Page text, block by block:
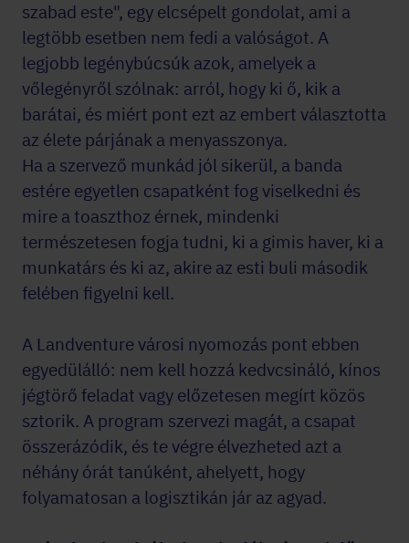
szabad este", egy elcsépelt gondolat, ami a
legtöbb esetben nem fedi a valóságot. A
legjobb legénybúcsúk azok, amelyek a
vőlegényről szólnak: arról, hogy ki ő, kik a
barátai, és miért pont ezt az embert választotta
az élete párjának a menyasszonya.
Ha a szervező munkád jól sikerül, a banda
estére egyetlen csapatként fog viselkedni és
mire a toaszthoz érnek, mindenki
természetesen fogja tudni, ki a gimis haver, ki a
munkatárs és ki az, akire az esti buli második
felében figyelni kell.
A Landventure városi nyomozás pont ebben
egyedülálló: nem kell hozzá kedvcsináló, kínos
jégtörő feladat vagy előzetesen megírt közös
sztorik. A program szervezi magát, a csapat
összerázódik, és te végre élvezheted azt a
néhány órát tanúként, ahelyett, hogy
folyamatosan a logisztikán jár az agyad.